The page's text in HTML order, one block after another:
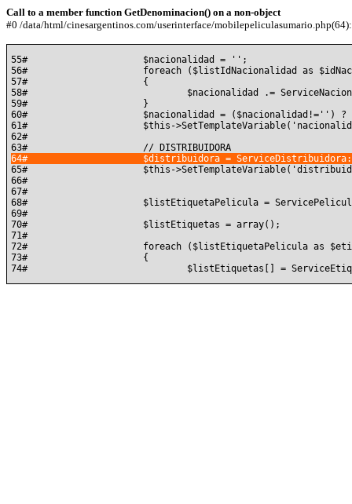
Call to a member function GetDenominacion() on a non-object
#0 /data/html/cinesargentinos.com/userinterface/
55#			$nacionalidad = '';
56#			foreach ($listIdNacionalidad as $idNacionalidad)
57#			{
58#				$nacionalidad .= ServiceNacionalidad::GetById( $idNacionalidad )->GetDenominacion() . ', ';
59#			}
60#			$nacionalidad = ($nacionalidad!='') ? substr( $nacionalidad, 0, count($nacionalidad) - 3) . '.' : '';
61#			$this->SetTemplateVariable('nacionalidad', $nacionalidad);
62#
65#			$this->SetTemplateVariable('distribuidora', $distribuidora);
66#
67#
68#			$listEtiquetaPelicula = ServicePeliculaEtiqueta::ListByIdPelicula($idPelicula);
69#
70#			$listEtiquetas = array();
71#
72#			foreach ($listEtiquetaPelicula as $etiquetaPelicula)
73#			{